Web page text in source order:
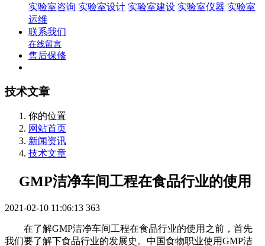
实验室咨询 实验室设计 实验室建设 实验室仪器 实验室
运维
联系我们
在线留言
售后保修
技术文章
你的位置
网站首页
新闻资讯
技术文章
GMP洁净车间工程在食品行业的使用
2021-02-10 11:06:13 363
在了解GMP洁净车间工程在食品行业的使用之前，首先
我们要了解下食品行业的发展史。中国食物职业使用GMP洁